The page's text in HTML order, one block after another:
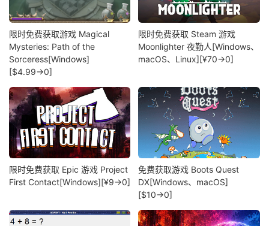
限时免费获取游戏 Magical
Mysteries: Path of the
Sorceress[Windows]
[$4.99→0]
限时免费获取 Steam 游戏
Moonlighter 夜勤人[Windows、
macOS、Linux][¥70→0]
限时免费获取 Epic 游戏 Project
First Contact[Windows][¥9→0]
免费获取游戏 Boots Quest
DX[Windows、macOS]
[$10→0]